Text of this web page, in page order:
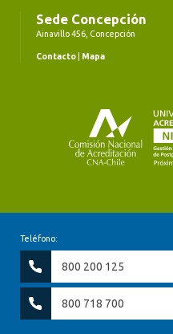
Sede Concepción
Ainavillo 456, Concepción
Contacto Mapa
Teléfono:
800 200 125
800 718 700